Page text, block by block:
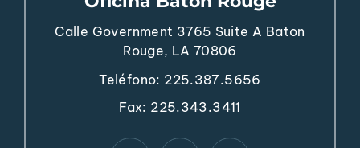
Calle Government 3765 Suite A Baton
Rouge, LA 70806
Teléfono: 225.387.5656
Fax: 225.343.3411